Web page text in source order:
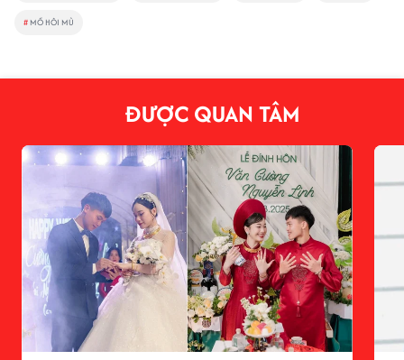
# MỒ HÔI MỦ
ĐƯỢC QUAN TÂM